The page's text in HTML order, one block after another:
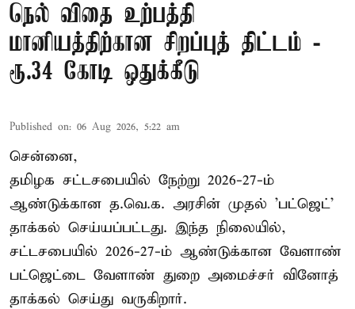
நெல் விதை உற்பத்தி
மானியத்திற்கான சிறப்புத் திட்டம் -
ரூ.34 கோடி ஒதுக்கீடு
Published on: 06 Aug 2026, 5:22 am
சென்னை,
தமிழக சட்டசபையில் நேற்று 2026-27-ம்
ஆண்டுக்கான த.வெ.க. அரசின் முதல் 'பட்ஜெட்'
தாக்கல் செய்யப்பட்டது. இந்த நிலையில்,
சட்டசபையில் 2026-27-ம் ஆண்டுக்கான வேளாண்
பட்ஜெட்டை வேளாண் துறை அமைச்சர் வினோத்
தாக்கல் செய்து வருகிறார்.